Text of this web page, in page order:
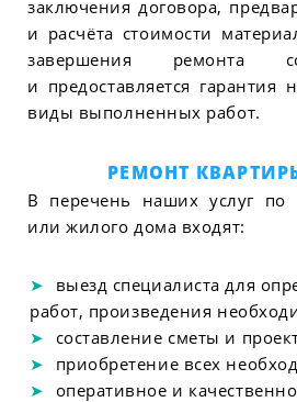
заключения договора,
и расчёта стоимости
завершения ремонта
и предоставляется
виды выполненных работ.
РЕМОНТ
В перечень наших услуг по
или жилого дома входят:
выезд специалиста для
работ, произведения
составление сметы и
приобретение всех
оперативное и